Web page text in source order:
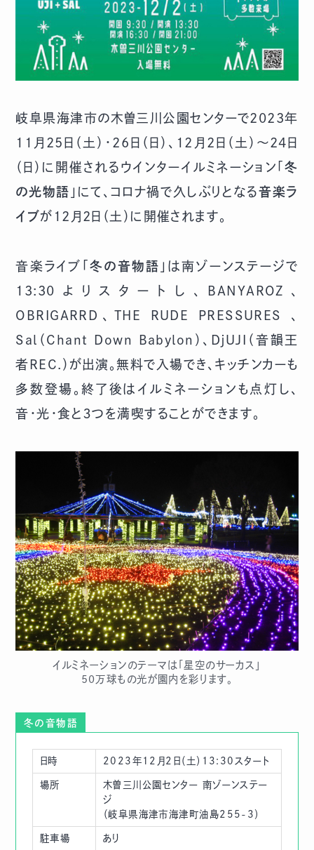
岐阜県海津市の木曽三川公園センターで2023年
11月25日（土）・26日（日）、12月2日（土）～24日
（日）に開催されるウインターイルミネーション「冬
の光物語 」にて、コロナ禍で久しぶりとなる音楽ラ
イブが12月2日（土）に開催されます。
音楽ライブ「冬の音物語 」は南ゾーンステージで
13:30よりスタートし、BANYAROZ、
OBRIGARRD、THE RUDE PRESSURES 、
Sal（Chant Down Babylon）、DjUJI（音韻王
者REC.）が出演。無料で入場でき、キッチンカーも
多数登場。終了後はイルミネーションも点灯し、
音・光・食と３つを満喫することができます。
イルミネーションのテーマは「星空のサーカス」
50万球もの光が園内を彩ります。
冬の音物語
日時 2023年12月2日（土）13:30スタート
場所
木曽三川公園センター 南ゾーンステー
ジ
（岐阜県海津市海津町油島255-3）
駐車場 あり